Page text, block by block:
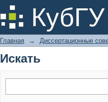
Искать
Главная → Диссертационные
Искать